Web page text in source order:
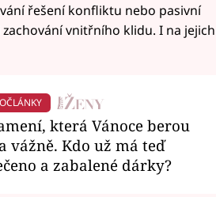
řešení konfliktu nebo pasivní
vnitřního klidu. I na jejich
která Vánoce berou
vážně. Kdo už má teď
a zabalené dárky?